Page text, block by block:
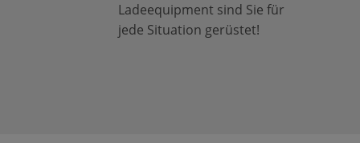
Ladeequipment sind Sie für
jede Situation gerüstet!